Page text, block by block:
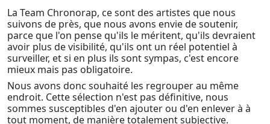
La Team Chronorap, ce sont des artistes que nous
suivons de près, que nous avons envie de soutenir,
parce que l'on pense qu'ils le méritent, qu'ils devraient
avoir plus de visibilité, qu'ils ont un réel potentiel à
surveiller, et si en plus ils sont sympas, c'est encore
mieux mais pas obligatoire.
Nous avons donc souhaité les regrouper au même
endroit. Cette sélection n'est pas définitive, nous
sommes susceptibles d'en ajouter ou d'en enlever à à
tout moment, de manière totalement subjective.